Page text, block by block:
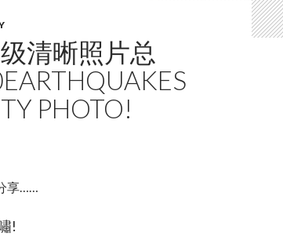
清晰照片总
PHOTO!
享……
!